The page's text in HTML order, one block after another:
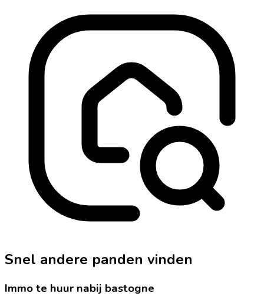
Snel andere panden vinden
Immo te huur nabij bastogne